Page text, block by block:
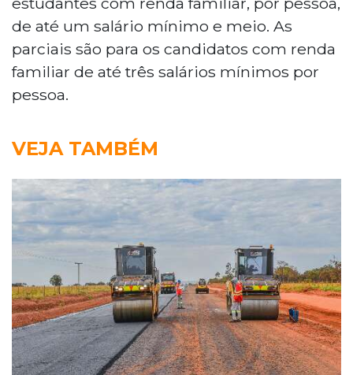
de até um salário mínimo e meio. As
parciais são para os candidatos com renda
familiar de até três salários mínimos por
pessoa.
VEJA TAMBÉM